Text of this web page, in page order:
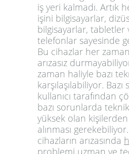
iş yeri kalmadı. Artık
işini bilgisayarlar,
bilgisayarlar, tabletler
telefonlar sayesinde
Bu cihazlar her
arızasız
zaman haliyle bazı
karşılaşılabiliyor.
kullanıcı tarafından
bazı sorunlarda
yüksek olan
alınması
cihazların arızasında
problemi uzman ve